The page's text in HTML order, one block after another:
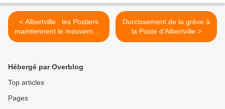
< Albertville : les Postiers
maintiennent le mouvement
de grève contre la
Durcissement de la grève à
la Poste d'Albertville >
Hébergé par Overblog
Top articles
Pages